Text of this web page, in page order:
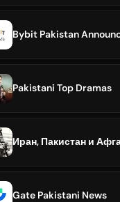
Bybit Pakistan
Pakistani Top Dramas
Иран, Пакистан и
Gate Pakistani News